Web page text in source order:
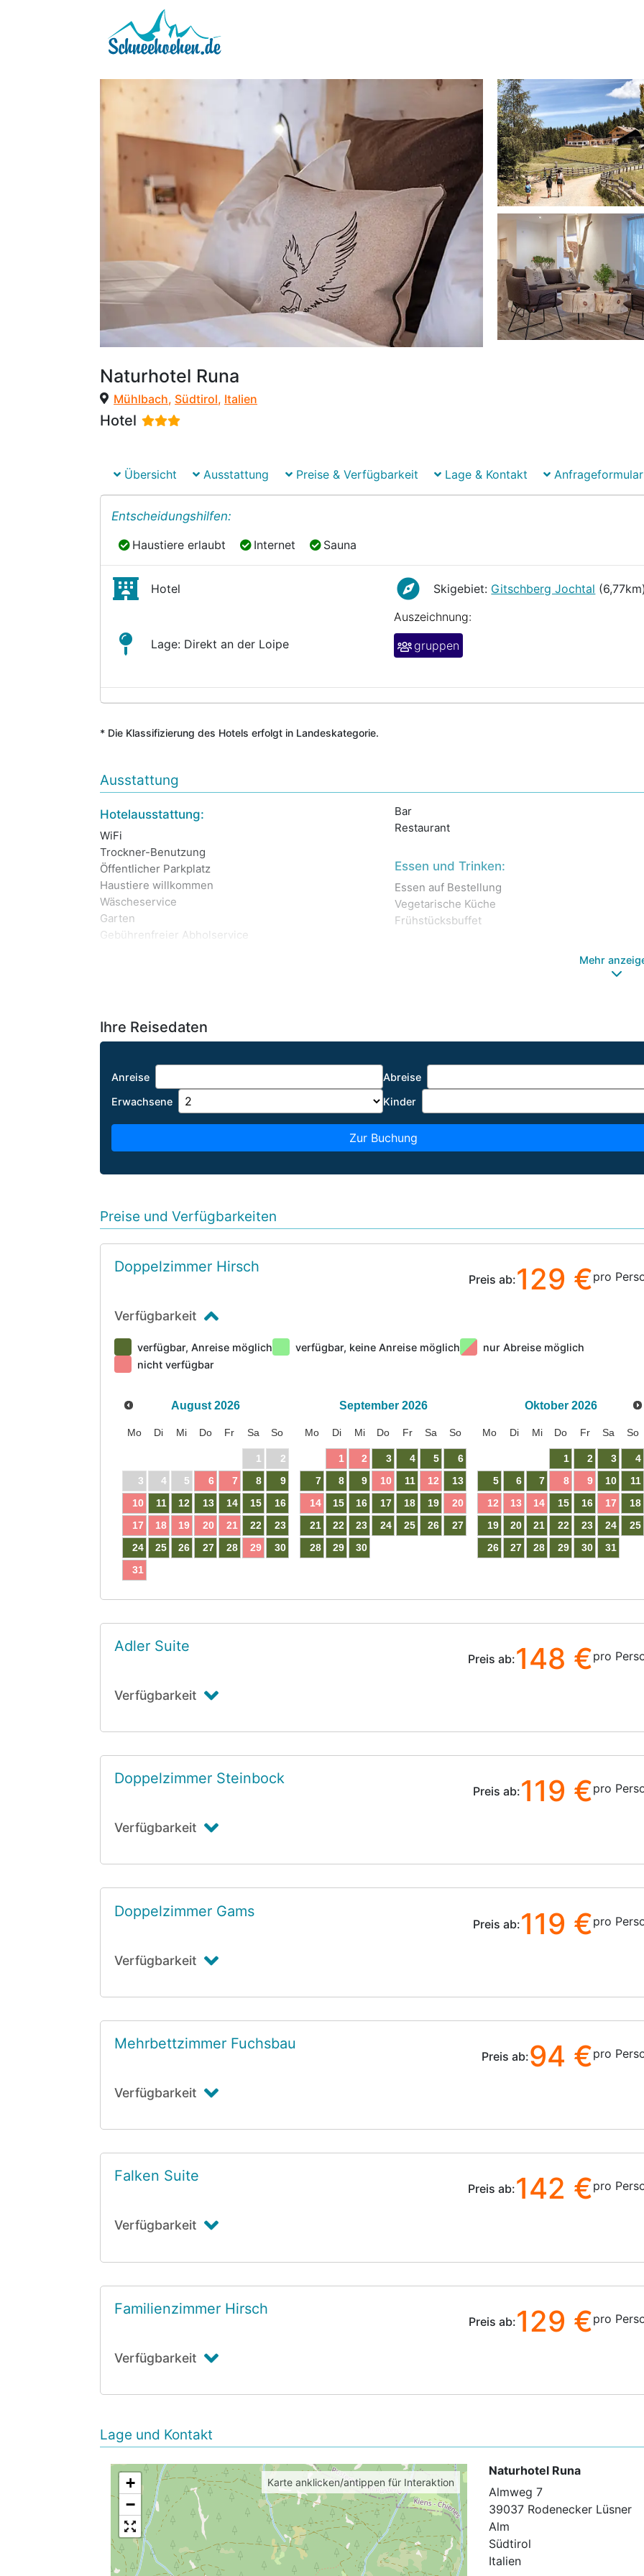
Naturhotel Runa
Mühlbach, Südtirol, Italien
Hotel
Übersicht Ausstattung Preise & Verfügbarkeit Lage & Kontakt Anfrageformular
Entscheidungshilfen:
Haustiere erlaubt
Haustiere erlaubt Internet
Internet Sauna
Sauna
Hotel Skigebiet: Gitschberg Jochtal
Lage: Direkt an der Loipe
Auszeichnung:
gruppen
* Die Klassifizierung des Hotels erfolgt in Landeskategorie.
Ausstattung
Hotelausstattung:
WiFi
Trockner-Benutzung
Öffentlicher Parkplatz
Haustiere willkommen
Wäscheservice
Garten
Gebührenfreier Abholservice
Bar
Restaurant
Essen und Trinken:
Essen auf Bestellung
Vegetarische Küche
Frühstücksbuffet
Mehr
Ihre Reisedaten
Anreise
Abreise
Erwachsene
Kinder
Zur Buchung
Preise und Verfügbarkeiten
Doppelzimmer Hirsch
Preis ab:129 €pro
Verfügbarkeit
verfügbar, Anreise möglich verfügbar, keine Anreise möglich
nur Abreise möglich
nicht verfügbar
August 2026
Mo Di Mi Do Fr Sa So
1
2
3
4 5 6 7 8
9
10
11 12 13 14 15
16
17
18 19 20 21 22
23
24
25 26 27 28 29
30
31
September 2026
Mo Di Mi Do Fr Sa So
1 2 3 4 5
6
7
8 9 10 11 12
13
14
15 16 17 18 19
20
21
22 23 24 25 26
27
28
29 30
Oktober 2026
Mo Di Mi Do Fr Sa So
1 2 3
4
5
6 7 8 9 10
11
12
13 14 15 16 17
18
19
20 21 22 23 24
25
26
27 28 29 30 31
Adler Suite
Preis ab:148 €pro
Verfügbarkeit
Doppelzimmer Steinbock
Preis ab:119 €pro
Verfügbarkeit
Doppelzimmer Gams
Preis ab:119 €pro
Verfügbarkeit
Mehrbettzimmer Fuchsbau
Preis ab:94 €pro
Verfügbarkeit
Falken Suite
Preis ab:142 €pro
Verfügbarkeit
Familienzimmer Hirsch
Preis ab:129 €pro
Verfügbarkeit
Lage und Kontakt
+
−
Karte anklicken/antippen für Interaktion
Naturhotel Runa
Almweg 7
39037 Rodenecker Lüsner
Alm
Südtirol
Italien